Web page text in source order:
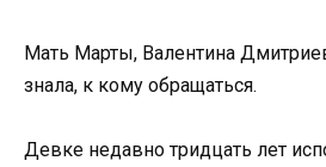
Мать Марты, Валентина
знала, к кому обращаться.
Девке недавно тридцать лет